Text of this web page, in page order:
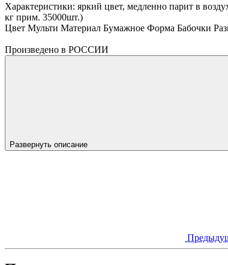
Характеристики: яркий цвет, медленно парит в
кг прим. 35000шт.)
Цвет Мульти Материал Бумажное Форма Бабочки
Произведено в РОССИИ
Развернуть описание